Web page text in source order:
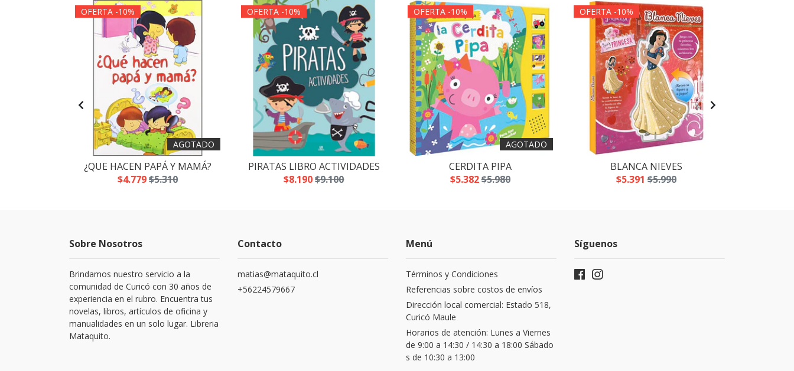
OFERTA -10%
AGOTADO
¿QUE HACEN PAPÁ Y MAMÁ?
$4.779$5.310
OFERTA -10%
PIRATAS LIBRO ACTIVIDADES
$8.190$9.100
OFERTA -10%
AGOTADO
CERDITA PIPA
$5.382$5.980
OFERTA -10%
BLANCA NIEVES
$5.391 $5.990
Sobre Nosotros
Brindamos nuestro servicio a la
comunidad de Curicó con 30 años de
experiencia en el rubro. Encuentra tus
novelas, libros, artículos de oficina y
manualidades en un solo lugar. Libreria
Mataquito.
Contacto
matias@mataquito.cl
+56224579667
Menú
Términos y Condiciones
Referencias sobre costos de envíos
Dirección local comercial: Estado 518,
Curicó Maule
Horarios de atención: Lunes a Viernes
de 9:00 a 14:30 / 14:30 a 18:00 Sábado
s de 10:30 a 13:00
Síguenos